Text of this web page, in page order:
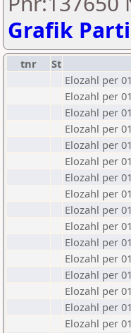
Grafik
tnr St
Elozahl per
Elozahl per
Elozahl per
Elozahl per
Elozahl per
Elozahl per
Elozahl per
Elozahl per
Elozahl per
Elozahl per
Elozahl per
Elozahl per
Elozahl per
Elozahl per
Elozahl per
Elozahl per